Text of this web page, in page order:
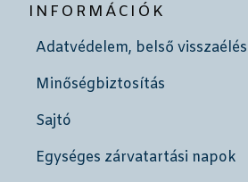
INFORMÁCIÓK
Adatvédelem, belső
Minőségbiztosítás
Sajtó
Egységes zárvatartási napok